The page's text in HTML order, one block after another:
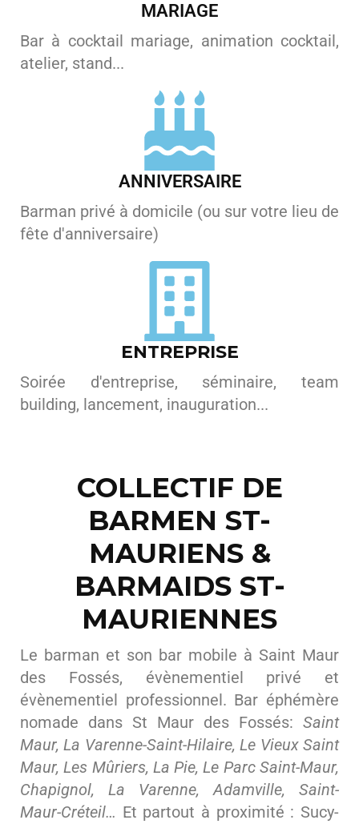
MARIAGE
Bar à cocktail mariage, animation cocktail,
atelier, stand...
ANNIVERSAIRE
Barman privé à domicile (ou sur votre lieu de
fête d'anniversaire)
ENTREPRISE
Soirée d'entreprise, séminaire, team
building, lancement, inauguration...
COLLECTIF DE
BARMEN ST-
MAURIENS &
BARMAIDS ST-
MAURIENNES
Le barman et son bar mobile à Saint Maur
des Fossés, évènementiel privé et
évènementiel professionnel. Bar éphémère
nomade dans St Maur des Fossés: Saint
Maur, La Varenne-Saint-Hilaire, Le Vieux Saint
Maur, Les Mûriers, La Pie, Le Parc Saint-Maur,
Chapignol, La Varenne, Adamville, Saint-
Maur-Créteil… Et partout à proximité : Sucy-